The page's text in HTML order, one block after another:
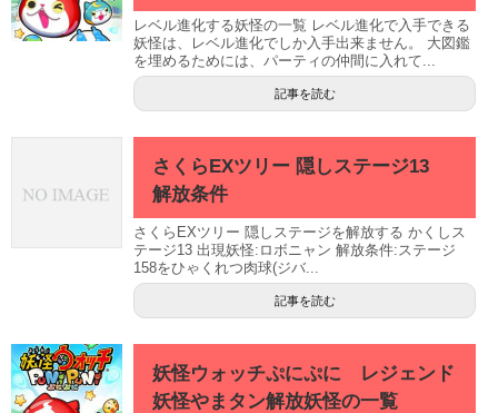
レベル進化する妖怪の一覧 レベル進化で入手できる
妖怪は、レベル進化でしか入手出来ません。 大図鑑
を埋めるためには、パーティの仲間に入れて...
記事を読む
さくらEXツリー 隠しステージ13
解放条件
さくらEXツリー 隠しステージを解放する かくしス
テージ13 出現妖怪:ロボニャン 解放条件:ステージ
158をひゃくれつ肉球(ジバ...
記事を読む
妖怪ウォッチぷにぷに レジェンド
妖怪やまタン解放妖怪の一覧